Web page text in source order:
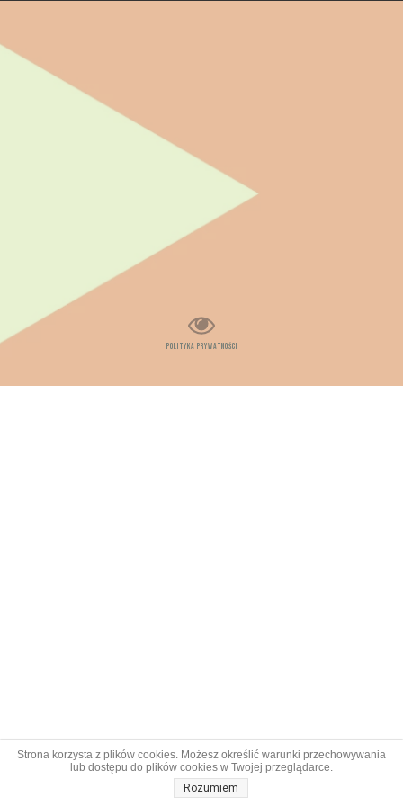
polityka PRYWATNOŚCI
Strona korzysta z plików cookies. Możesz określić warunki przechowywania
lub dostępu do plików cookies w Twojej przeglądarce.
Rozumiem